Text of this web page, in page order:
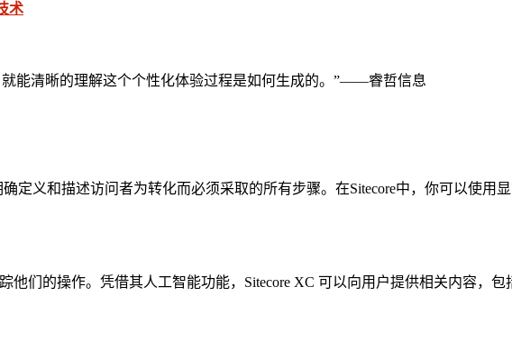
能清晰的理解这个个性化体验过程是如何生成的。”——睿哲信息
定义和描述访问者为转化而必须采取的所有步骤。在Sitecore中，你可以使用
们的操作。凭借其人工智能功能，Sitecore XC 可以向用户提供相关内容，包